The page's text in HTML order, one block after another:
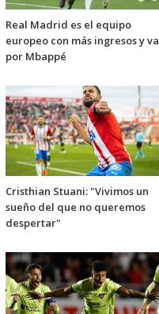
Real Madrid es el equipo
europeo con más ingresos y va
por Mbappé
Cristhian Stuani: "Vivimos un
sueño del que no queremos
despertar"